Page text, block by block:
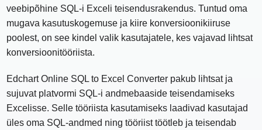
veebipõhine SQL-i Exceli teisendusrakendus. Tuntud oma
mugava kasutuskogemuse ja kiire konversioonikiiruse
poolest, on see kindel valik kasutajatele, kes vajavad lihtsat
konversioonitööriista.
Edchart Online SQL to Excel Converter pakub lihtsat ja
sujuvat platvormi SQL-i andmebaaside teisendamiseks
Excelisse. Selle tööriista kasutamiseks laadivad kasutajad
üles oma SQL-andmed ning tööriist töötleb ja teisendab